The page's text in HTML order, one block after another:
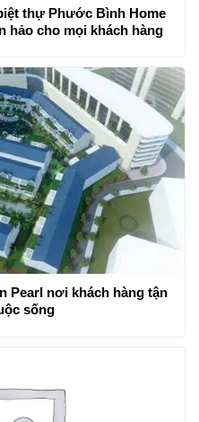
thự Phước Bình Home
hảo cho mọi khách hàng
Pearl nơi khách hàng tận
sống